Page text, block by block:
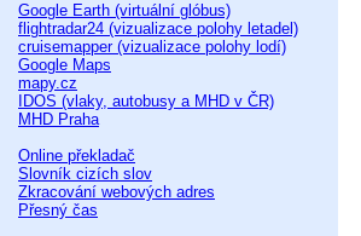
Google Earth (virtuální glóbus)
flightradar24 (vizualizace polohy letadel)
cruisemapper (vizualizace polohy lodí)
Google Maps
mapy.cz
IDOS (vlaky, autobusy a MHD v ČR)
MHD Praha
Online překladač
Slovník cizích slov
Zkracování webových adres
Přesný čas